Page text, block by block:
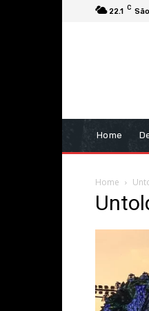
22.1 C
Home
Home